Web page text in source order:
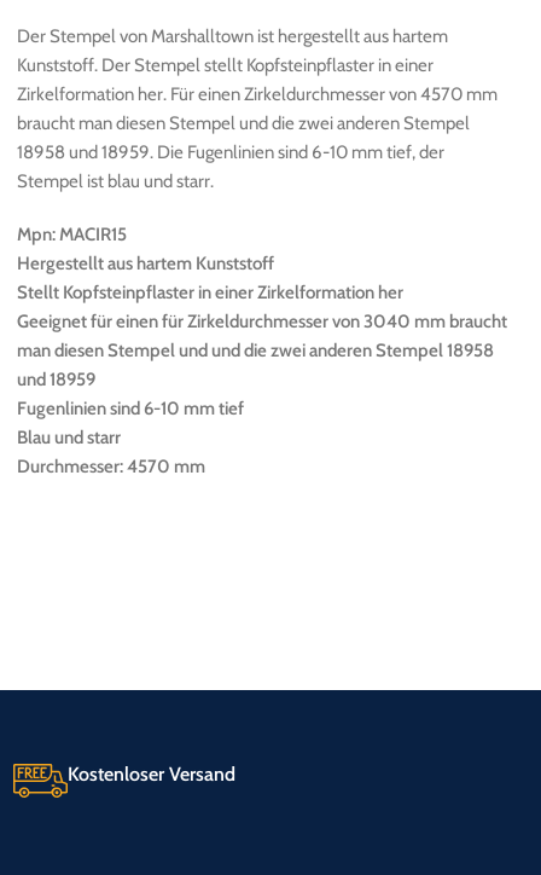
Der Stempel von Marshalltown ist hergestellt aus hartem
Kunststoff. Der Stempel stellt Kopfsteinpflaster in einer
Zirkelformation her. Für einen Zirkeldurchmesser von 4570 mm
braucht man diesen Stempel und die zwei anderen Stempel
18958 und 18959. Die Fugenlinien sind 6-10 mm tief, der
Stempel ist blau und starr.
Mpn: MACIR15
Hergestellt aus hartem Kunststoff
Stellt Kopfsteinpflaster in einer Zirkelformation her
Geeignet für einen für Zirkeldurchmesser von 3040 mm braucht
man diesen Stempel und und die zwei anderen Stempel 18958
und 18959
Fugenlinien sind 6-10 mm tief
Blau und starr
Durchmesser: 4570 mm
Kostenloser Versand